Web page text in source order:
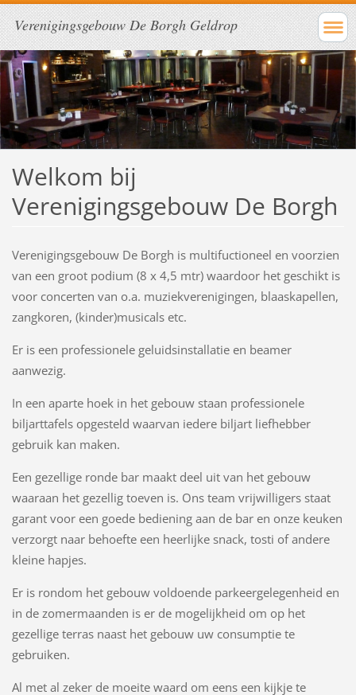
Verenigingsgebouw De Borgh Geldrop
Welkom bij
Verenigingsgebouw De Borgh
Verenigingsgebouw De Borgh is multifuctioneel en voorzien
van een groot podium (8 x 4,5 mtr) waardoor het geschikt is
voor concerten van o.a. muziekverenigingen, blaaskapellen,
zangkoren, (kinder)musicals etc.
Er is een professionele geluidsinstallatie en beamer
aanwezig.
In een aparte hoek in het gebouw staan professionele
biljarttafels opgesteld waarvan iedere biljart liefhebber
gebruik kan maken.
Een gezellige ronde bar maakt deel uit van het gebouw
waaraan het gezellig toeven is. Ons team vrijwilligers staat
garant voor een goede bediening aan de bar en onze keuken
verzorgt naar behoefte een heerlijke snack, tosti of andere
kleine hapjes.
Er is rondom het gebouw voldoende parkeergelegenheid en
in de zomermaanden is er de mogelijkheid om op het
gezellige terras naast het gebouw uw consumptie te
gebruiken.
Al met al zeker de moeite waard om eens een kijkje te